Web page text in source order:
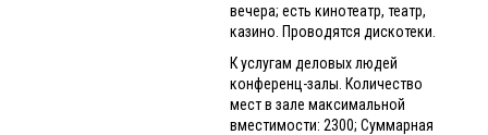
вечера; есть кинотеатр, театр,
казино. Проводятся дискотеки.
К услугам деловых людей
конференц-залы. Количество
мест в зале максимальной
вместимости: 2300; Суммарная